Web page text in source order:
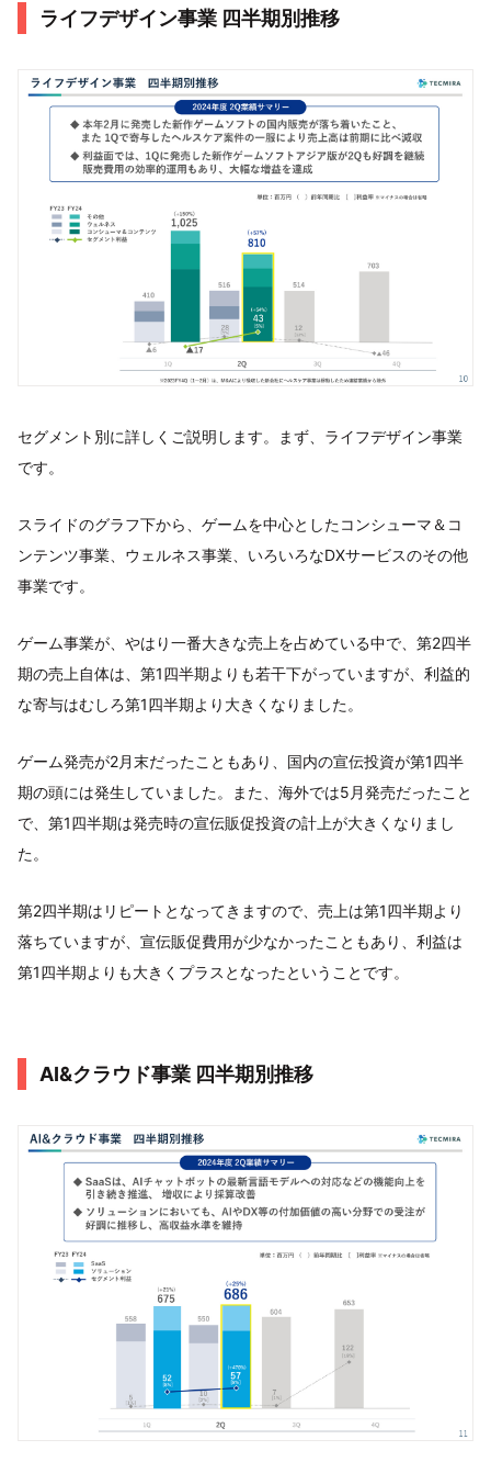
ライフデザイン事業 四半期別推移
セグメント別に詳しくご説明します。まず、ライフデザイン事業
です。
スライドのグラフ下から、ゲームを中心としたコンシューマ＆コ
ンテンツ事業、ウェルネス事業、いろいろなDXサービスのその他
事業です。
ゲーム事業が、やはり一番大きな売上を占めている中で、第2四半
期の売上自体は、第1四半期よりも若干下がっていますが、利益的
な寄与はむしろ第1四半期より大きくなりました。
ゲーム発売が2月末だったこともあり、国内の宣伝投資が第1四半
期の頭には発生していました。また、海外では5月発売だったこと
で、第1四半期は発売時の宣伝販促投資の計上が大きくなりまし
た。
第2四半期はリピートとなってきますので、売上は第1四半期より
落ちていますが、宣伝販促費用が少なかったこともあり、利益は
第1四半期よりも大きくプラスとなったということです。
AI&クラウド事業 四半期別推移